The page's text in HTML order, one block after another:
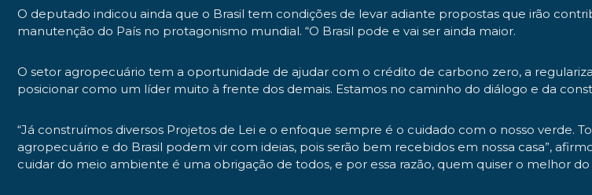
O deputado indicou ainda que o Brasil tem condições de levar adiante propostas que irão
manutenção do País no protagonismo mundial. “O Brasil pode e vai ser ainda maior.
O setor agropecuário tem a oportunidade de ajudar com o crédito de carbono zero, a
posicionar como um líder muito à frente dos demais. Estamos no caminho do diálogo e da
“Já construímos diversos Projetos de Lei e o enfoque sempre é o cuidado com o nosso verde.
agropecuário e do Brasil podem vir com ideias, pois serão bem recebidos em nossa casa”,
cuidar do meio ambiente é uma obrigação de todos, e por essa razão, quem quiser o melhor